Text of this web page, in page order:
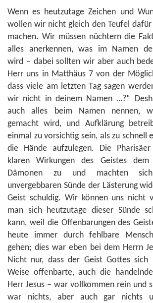
Wenn es heutzutage Zeichen und
wollen wir nicht gleich den Teufel
machen. Wir müssen nüchtern die
alles anerkennen, was im Namen
wird – dabei sollten wir aber auch
Herr uns in Matthäus 7 von der
dass viele am letzten Tag sagen
wir nicht in deinem Namen …?“
auch alles beim Namen nennen,
gemacht wird, und Aufklärung
einmal zu vorsichtig sein, als zu schnell
die Hände aufzulegen. Die
klaren Wirkungen des Geistes
Dämonen zu und machten
unvergebbaren Sünde der Lästerung
Geist schuldig. Wir können uns nicht
man sich heutzutage dieser Sünde
kann, weil die Offenbarungen des
heute immer durch fehlbare
gehen; dies war eben bei dem Herrn
Nicht nur, dass der Geist Gottes sich
Weise offenbarte, auch die
Herr Jesus – war vollkommen rein und
war nichts, aber auch gar nichts